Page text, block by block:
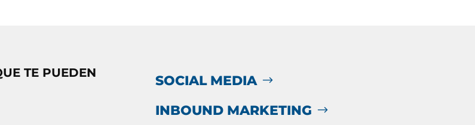
TE PUEDEN
SOCIAL MEDIA
INBOUND MARKETING